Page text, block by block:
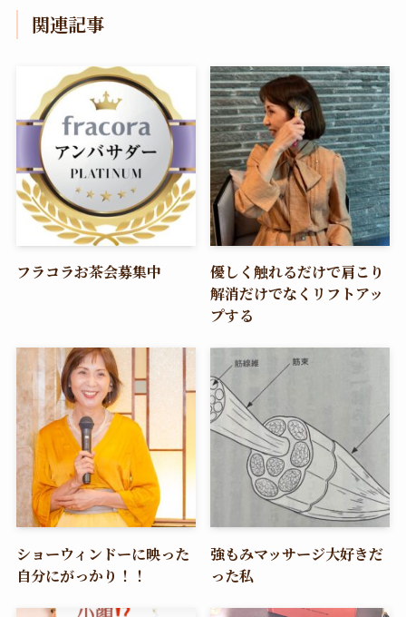
関連記事
フラコラお茶会募集中
優しく触れるだけで肩こり
解消だけでなくリフトアッ
プする
ショーウィンドーに映った
自分にがっかり！！
強もみマッサージ大好きだ
った私